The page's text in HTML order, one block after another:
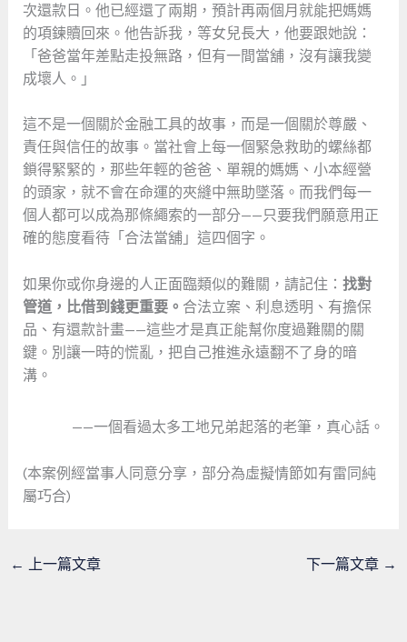
次還款日。他已經還了兩期，預計再兩個月就能把媽媽
的項鍊贖回來。他告訴我，等女兒長大，他要跟她說：
「爸爸當年差點走投無路，但有一間當舖，沒有讓我變
成壞人。」
這不是一個關於金融工具的故事，而是一個關於尊嚴、
責任與信任的故事。當社會上每一個緊急救助的螺絲都
鎖得緊緊的，那些年輕的爸爸、單親的媽媽、小本經營
的頭家，就不會在命運的夾縫中無助墜落。而我們每一
個人都可以成為那條繩索的一部分——只要我們願意用正
確的態度看待「合法當舖」這四個字。
如果你或你身邊的人正面臨類似的難關，請記住： 找對
管道，比借到錢更重要。 合法立案、利息透明、有擔保
品、有還款計畫——這些才是真正能幫你度過難關的關
鍵。別讓一時的慌亂，把自己推進永遠翻不了身的暗
溝。
——一個看過太多工地兄弟起落的老筆，真心話。
(本案例經當事人同意分享，部分為虛擬情節如有雷同純
屬巧合)
← 上一篇文章 下一篇文章 →